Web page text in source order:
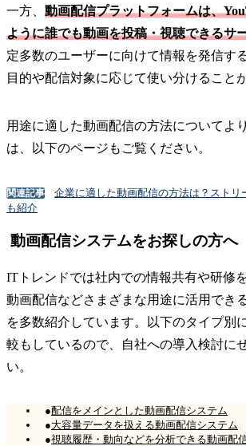
一方、 動画配信プラットフォームは、
ように誰でも動画を投稿・視聴できるサ
定多数のユーザーに向けて情報を発信す
目的や配信対象に応じて使い分けること
用途に適した動画配信の方法についてよ
は、以下のページもご覧ください。
関連記事
企業に適した動画配信の方法は？ストリ
も紹介
動画配信システムをお探しの方へ
ITトレンドでは社内での情報共有や研修
動画配信などさまざまな用途に活用でき
を多数紹介しています。以下のタイプ別
較もしているので、自社への導入検討に
い。
●配信をメインとした動画配信システム
●大容量データを扱える動画配信システム
●視聴履歴・動向などを分析できる動画配